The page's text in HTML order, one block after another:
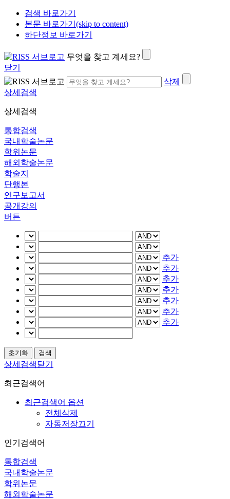
검색 바로가기
본문 바로가기(skip to content)
하단정보 바로가기
무엇을 찾고 계세요?
닫기
삭제
상세검색
상세검색
통합검색
국내학술논문
학위논문
해외학술논문
학술지
단행본
연구보고서
공개강의
버튼
추가
추가
추가
추가
추가
추가
추가
상세검색닫기
최근검색어
최근검색어 옵션
전체삭제
자동저장끄기
인기검색어
통합검색
국내학술논문
학위논문
해외학술논문